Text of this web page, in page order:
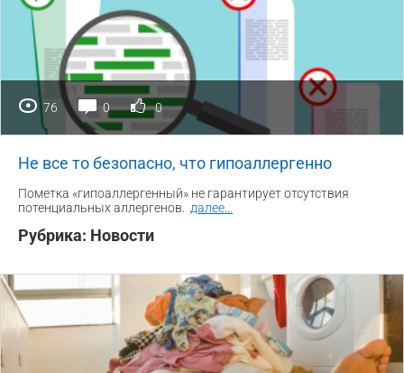
76 0 0
Не все то безопасно, что гипоаллергенно
Пометка «гипоаллергенный» не гарантирует отсутствия
потенциальных аллергенов.
далее
Рубрика: Новости